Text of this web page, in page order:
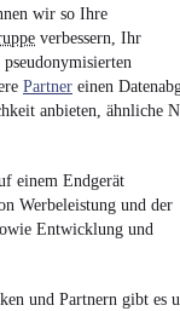
wir so Ihre
verbessern, Ihr
Partner einen
anbieten, ähnliche
einem Endgerät
Werbeleistung und der
Entwicklung und
und Partnern gibt es
App installieren